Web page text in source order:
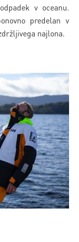
v oceanu.
predelan v
najlona.